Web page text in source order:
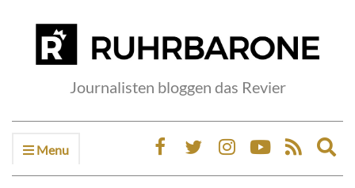
Journalisten bloggen das Revier
Menu